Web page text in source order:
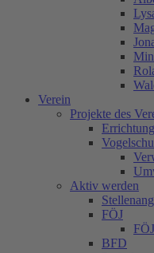
Verein
Projekte des
Aktiv werden
FÖJ
BFD